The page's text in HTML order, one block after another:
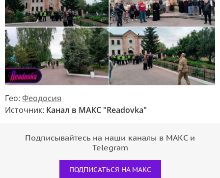
Гео: Феодосия
Источник: Канал в МАКС "Readovka"
Подписывайтесь на наши каналы в МАКС и
Telegram
ПОДПИСАТЬСЯ НА МАКС